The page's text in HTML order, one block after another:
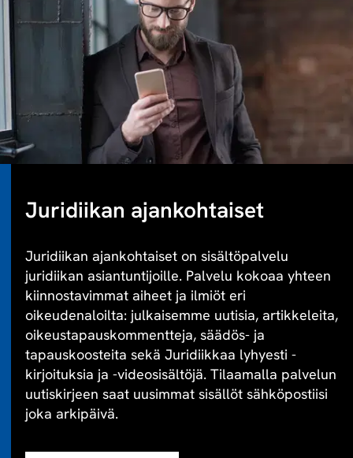
Juridiikan ajankohtaiset
Juridiikan ajankohtaiset on sisältöpalvelu
juridiikan asiantuntijoille. Palvelu kokoaa yhteen
kiinnostavimmat aiheet ja ilmiöt eri
oikeudenaloilta: julkaisemme uutisia, artikkeleita,
oikeustapauskommentteja, säädös- ja
tapauskoosteita sekä Juridiikkaa lyhyesti -
kirjoituksia ja -videosisältöjä. Tilaamalla palvelun
uutiskirjeen saat uusimmat sisällöt sähköpostiisi
joka arkipäivä.